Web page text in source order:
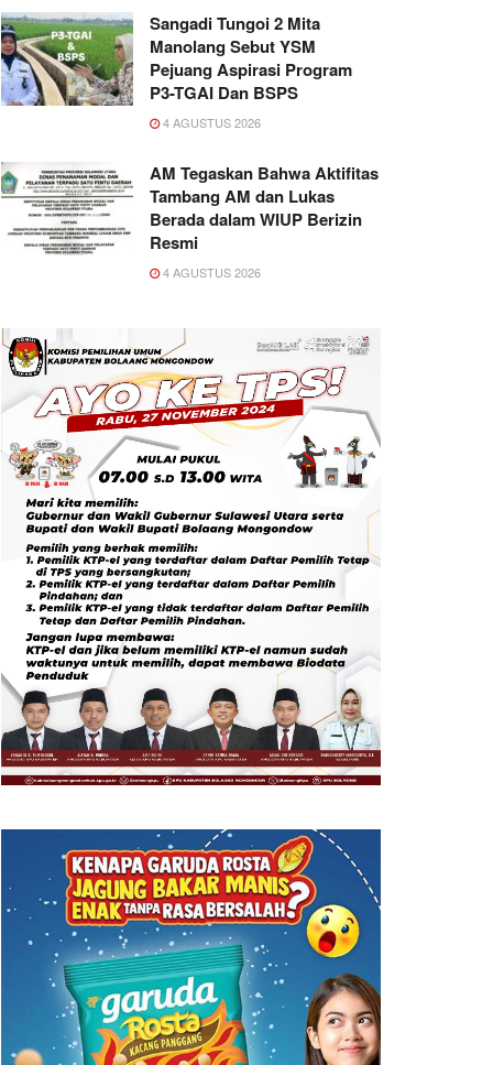
Sangadi Tungoi 2 Mita
Manolang Sebut YSM
Pejuang Aspirasi Program
P3-TGAI Dan BSPS
4 AGUSTUS 2026
AM Tegaskan Bahwa Aktifitas
Tambang AM dan Lukas
Berada dalam WIUP Berizin
Resmi
4 AGUSTUS 2026